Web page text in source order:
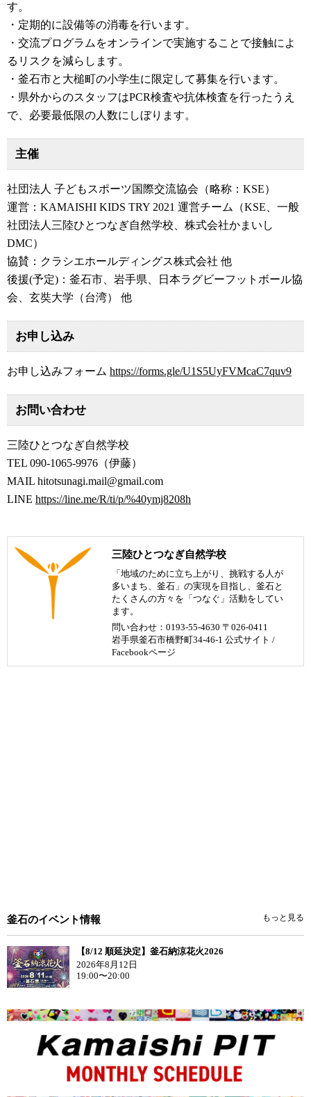
す。
・定期的に設備等の消毒を行います。
・交流プログラムをオンラインで実施することで接触によ
るリスクを減らします。
・釜石市と大槌町の小学生に限定して募集を行います。
・県外からのスタッフはPCR検査や抗体検査を行ったうえ
で、必要最低限の人数にしぼります。
主催
社団法人 子どもスポーツ国際交流協会（略称：KSE）
運営：KAMAISHI KIDS TRY 2021 運営チーム（KSE、一般
社団法人三陸ひとつなぎ自然学校、株式会社かまいし
DMC）
協賛：クラシエホールディングス株式会社 他
後援(予定)：釜石市、岩手県、日本ラグビーフットボール協
会、玄奘大学（台湾） 他
お申し込み
お申し込みフォーム https://forms.gle/U1S5UyFVMcaC7quv9
お問い合わせ
三陸ひとつなぎ自然学校
TEL 090-1065-9976（伊藤）
MAIL hitotsunagi.mail@gmail.com
LINE https://line.me/R/ti/p/%40ymj8208h
三陸ひとつなぎ自然学校
「地域のために立ち上がり、挑戦する人が
多いまち、釜石」の実現を目指し、釜石と
たくさんの方々を「つなぐ」活動をしてい
ます。
問い合わせ：0193-55-4630 〒026-0411
岩手県釜石市橋野町34-46-1 公式サイト /
Facebookページ
釜石のイベント情報 もっと見る
【8/12 順延決定】釜石納涼花火2026
2026年8月12日
19:00〜20:00